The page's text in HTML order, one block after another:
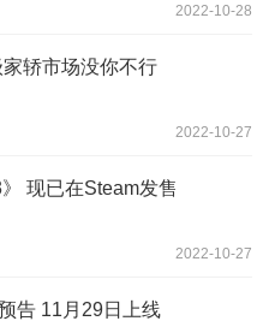
2022-10-28
家轿市场没你不行
2022-10-27
现已在Steam发售
2022-10-27
告 11月29日上线